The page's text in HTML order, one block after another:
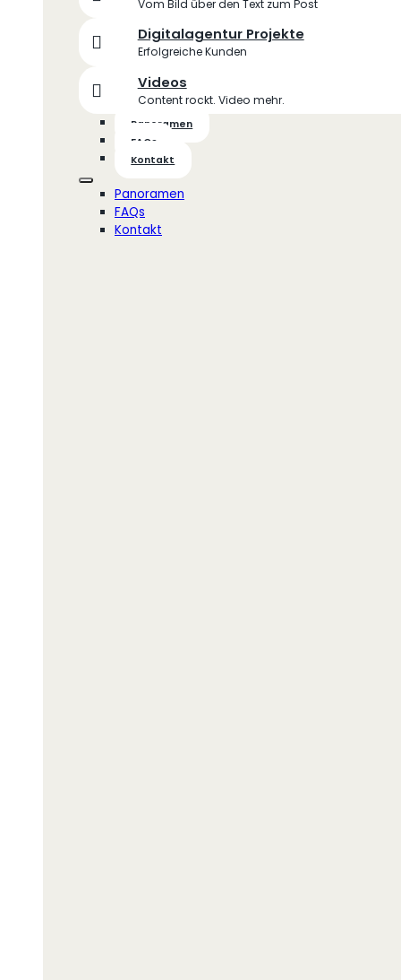
Vom Bild über den Text zum Post
Digitalagentur Projekte
Erfolgreiche Kunden
Videos
Content rockt. Video mehr.
Panoramen
FAQs
Kontakt
Panoramen
FAQs
Kontakt